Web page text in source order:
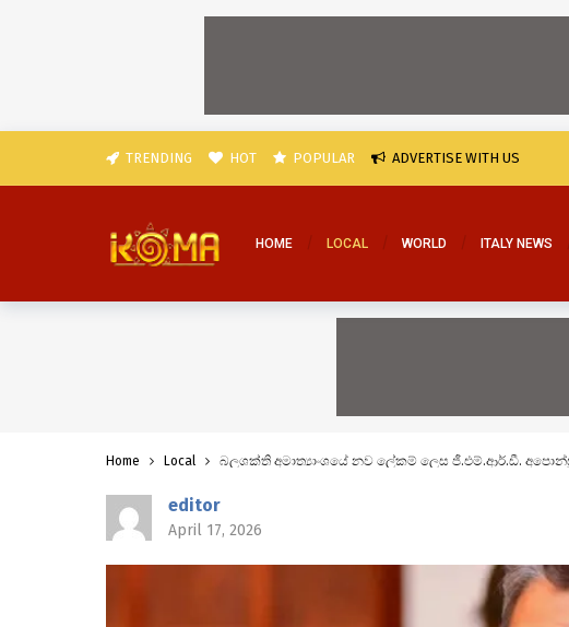
TRENDING HOT POPULAR ADVERTISE WITH US
HOME LOCAL WORLD ITALY NEWS
Home Local බලශක්ති අමාත්‍යාංශයේ නව ලේකම් ලෙස ජී.එම්.ආර්.ඩී.
editor
April 17, 2026